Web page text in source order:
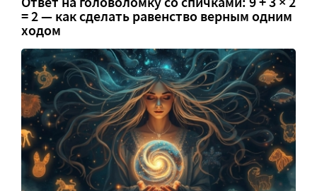
= 2 — как сделать равенство верным одним
ходом